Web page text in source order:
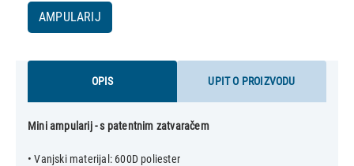
AMPULARIJ
OPIS UPIT O PROIZVODU
Mini ampularij - s patentnim zatvaračem
• Vanjski materijal: 600D poliester